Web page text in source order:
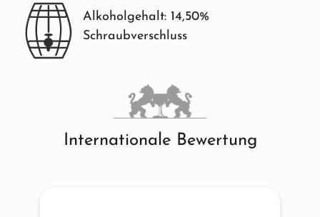
Alkoholgehalt: 14,50%
Schraubverschluss
Internationale Bewertung